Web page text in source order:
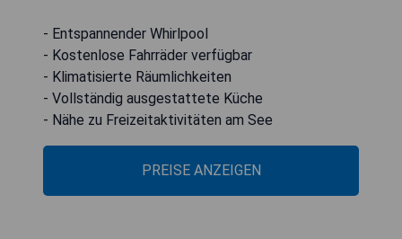
- Entspannender Whirlpool
- Kostenlose Fahrräder verfügbar
- Klimatisierte Räumlichkeiten
- Vollständig ausgestattete Küche
- Nähe zu Freizeitaktivitäten am See
PREISE ANZEIGEN